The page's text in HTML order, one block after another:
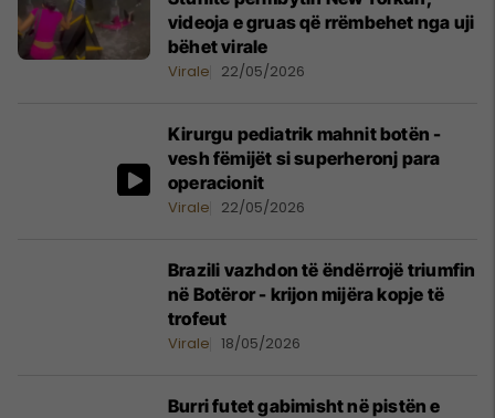
videoja e gruas që rrëmbehet nga uji
bëhet virale
Virale 22/05/2026
Kirurgu pediatrik mahnit botën -
vesh fëmijët si superheronj para
operacionit
Virale 22/05/2026
Brazili vazhdon të ëndërrojë triumfin
në Botëror - krijon mijëra kopje të
trofeut
Virale 18/05/2026
Burri futet gabimisht në pistën e